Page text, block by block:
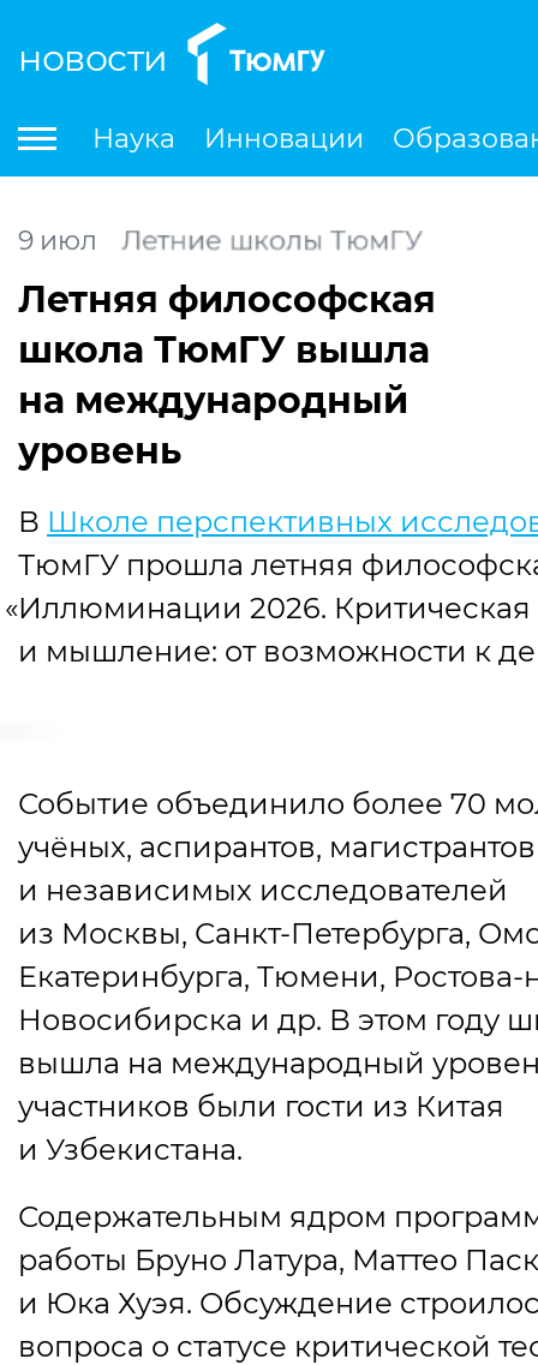
новости
Наука Инновации
Международная деятельность
Летняя философская
школа ТюмГУ вышла
на международный
уровень
В Школе перспективных
ТюмГУ прошла летняя
«Иллюминации 2026. Критическая
и мышление: от возможности к
июл
9 Летние школы ТюмГУ
Событие объединило более 70
учёных, аспирантов, магистрантов
и независимых исследователей
из Москвы, Санкт-Петербурга,
Екатеринбурга, Тюмени, Ростова-
Новосибирска и др. В этом году
вышла на международный
участников были гости из Китая
и Узбекистана.
Содержательным ядром
работы Бруно Латура, Маттео
и Юка Хуэя. Обсуждение
вопроса о статусе критической